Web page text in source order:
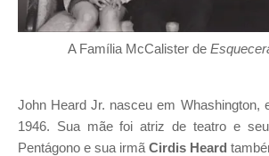
A Família McCalister de
John Heard Jr. nasceu em Whashington,
1946. Sua mãe foi atriz de teatro e
Pentágono e sua irmã Cirdis Heard